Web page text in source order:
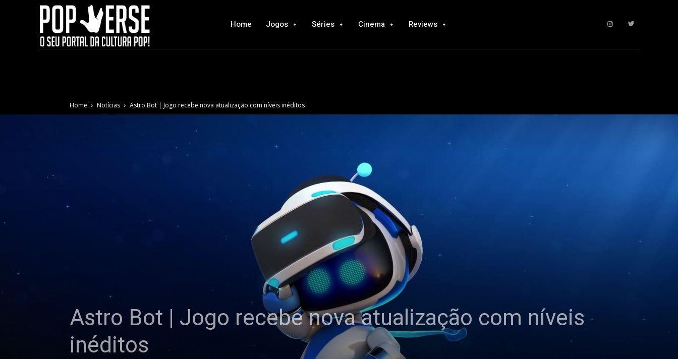
Home Jogos Séries Cinema Reviews
Home Notícias Astro Bot | Jogo recebe nova atualização com níveis inéditos
Astro Bot | Jogo recebe nova atualização com níveis
inéditos